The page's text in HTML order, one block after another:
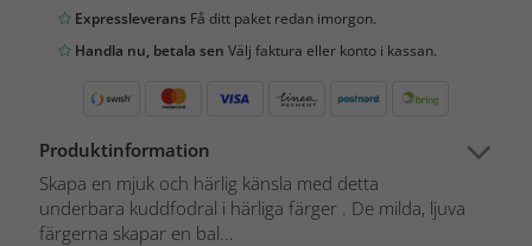
Expressleverans Få ditt paket redan imorgon.
Handla nu, betala sen Välj faktura eller konto i kassan.
Produktinformation
Skapa en mjuk och härlig känsla med detta
underbara kuddfodral i härliga färger . De milda, ljuva
färgerna skapar en bal...